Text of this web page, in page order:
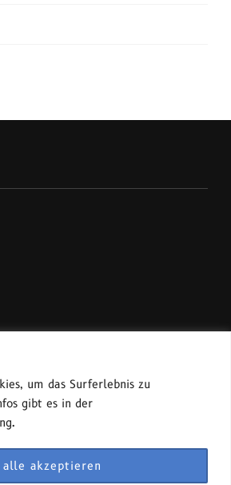
um das Surferlebnis zu
gibt es in der
alle akzeptieren